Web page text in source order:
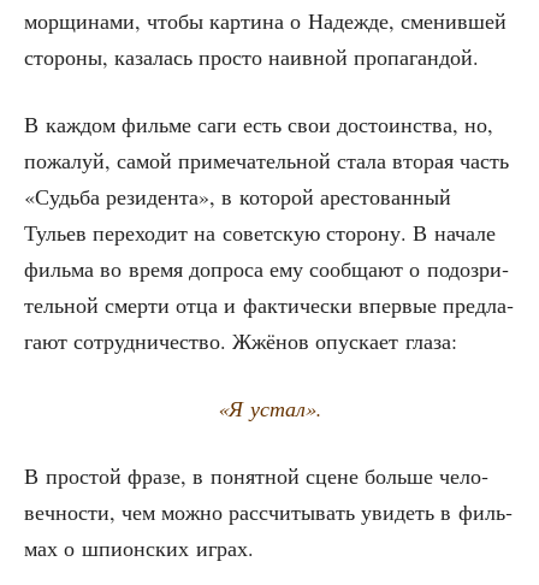
мор­щи­на­ми, что­бы кар­ти­на о Надеж­де, сме­нив­шей
сто­ро­ны, каза­лась про­сто наив­ной пропагандой.
В каж­дом филь­ме саги есть свои досто­ин­ства, но,
пожа­луй, самой при­ме­ча­тель­ной ста­ла вто­рая часть
«Судь­ба рези­ден­та», в кото­рой аре­сто­ван­ный
Тульев пере­хо­дит на совет­скую сто­ро­ну. В нача­ле
филь­ма во вре­мя допро­са ему сооб­ща­ют о подо­зри­
тель­ной смер­ти отца и фак­ти­че­ски впер­вые пред­ла­
га­ют сотруд­ни­че­ство. Жжё­нов опус­ка­ет глаза:
«Я устал».
В про­стой фра­зе, в понят­ной сцене боль­ше чело­
веч­но­сти, чем мож­но рас­счи­ты­вать уви­деть в филь­
мах о шпи­он­ских играх.